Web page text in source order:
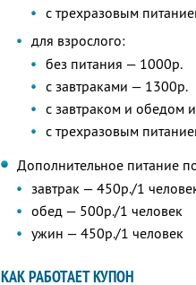
с трехразовым
для взрослого:
без питания — 1000р.
с завтраками — 1300р.
с завтраком и обедом
с трехразовым
Дополнительное питание
завтрак — 450р./1
обед — 500р./1 человек
ужин — 450р./1 человек
КАК РАБОТАЕТ КУПОН